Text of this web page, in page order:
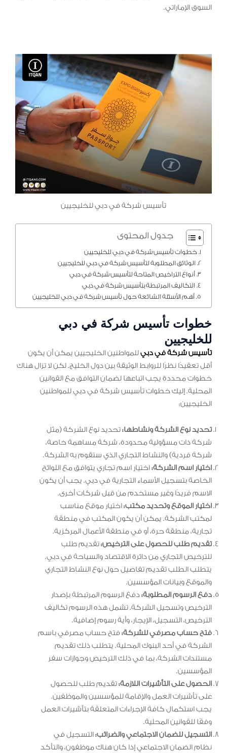
السوق الإماراتي.
تأسيس شركة في دبي للخليجيين
جدول المحتوى
خطوات تأسيس شركة في دبي للخليجيين
الوثائق المطلوبة لتأسيس شركة في دبي للخليجيين
أنواع التراخيص المتاحة لتأسيس شركة في دبي
التكاليف المرتبطة بتأسيس شركة في دبي
أهم الأسئلة الشائعة حول تأسيس شركة في دبي للخليجيين
خطوات تأسيس شركة في دبي
للخليجيين
تأسيس شركة في دبيللمواطنين الخليجيين يمكن أن يكون
أقل تعقيدًا نظرًا للروابط الوثيقة بين دول الخليج. لكن لا تزال هناك
خطوات محددة يجب اتباعها لضمان التوافق مع القوانين
المحلية. إليك خطوات تأسيس شركة في دبي للمواطنين
الخليجيين:
تحديد نوع الشركة ونشاطها:تحديد نوع الشركة (مثل
شركة ذات مسؤولية محدودة، شركة مساهمة خاصة،
شركة فردية) والنشاط التجاري الذي ستقوم به الشركة.
اختيار اسم الشركة:اختيار اسم تجاري يتوافق مع اللوائح
الخاصة بتسجيل الأسماء التجارية في دبي. يجب أن يكون
الاسم فريدًا وغير مستخدم من قبل شركات أخرى.
اختيار الموقع وتحديد مكتب:اختيار موقع مناسب
لمكتب الشركة. يمكن أن يكون المكتب في منطقة
تجارية، منطقة حرة، أو في منطقة الأعمال المركزية.
تقديم طلب للحصول على الترخيص:تقديم طلب
للترخيص التجاري من دائرة الاقتصاد والسياحة في دبي.
يتطلب الطلب تقديم تفاصيل حول نوع النشاط التجاري
والموقع وبيانات المؤسسين.
دفع الرسوم المطلوبة:دفع الرسوم المرتبطة بإصدار
الترخيص وتسجيل الشركة. تشمل هذه الرسوم تكاليف
الترخيص، التسجيل، الإيجار، وأية رسوم إضافية.
فتح حساب مصرفي للشركة:فتح حساب مصرفي باسم
الشركة في أحد البنوك المحلية. يتطلب ذلك تقديم
مستندات الشركة، بما في ذلك الترخيص وجوازات سفر
المؤسسين.
الحصول على التأشيرات اللازمة:تقديم طلب للحصول
على تأشيرات العمل والإقامة للمؤسسين والموظفين.
يجب استكمال كافة الإجراءات المتعلقة بتأشيرات العمل
وفقًا للقوانين المحلية.
التسجيل للضمان الاجتماعي والضرائب:التسجيل في
نظام الضمان الاجتماعي إذا كان هناك موظفون، والتأكد